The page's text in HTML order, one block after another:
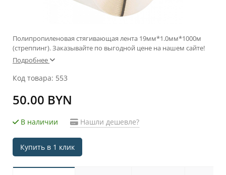
Полипропиленовая стягивающая лента 19мм*1.0мм*1000м
(стреппинг). Заказывайте по выгодной цене на нашем сайте!
Подробнее
Код товара: 553
50.00 BYN
В наличии Нашли дешевле?
Купить в 1 клик